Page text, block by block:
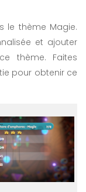
le thème Magie.
et ajouter
thème. Faites
pour obtenir ce